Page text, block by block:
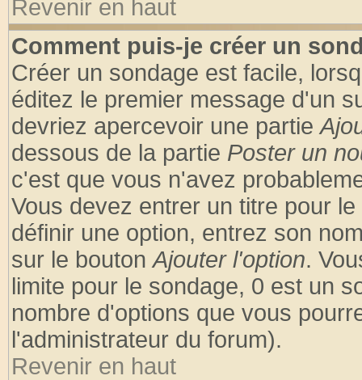
Revenir en haut
Comment puis-je créer un
Créer un sondage est facile,
éditez le premier message d'un
devriez apercevoir une partie
dessous de la partie Poster un
c'est que vous n'avez
Vous devez entrer un titre pour
définir une option, entrez son
sur le boutonAjouter l'option.
limite pour le sondage, 0 est un
nombre d'options que vous
l'administrateur du forum).
Revenir en haut